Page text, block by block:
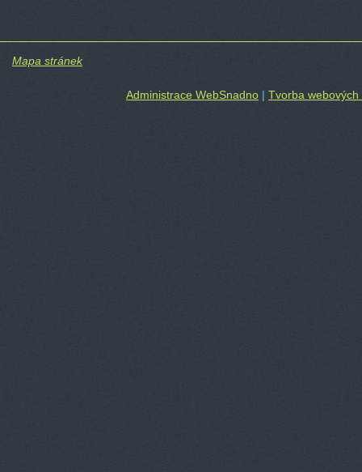
Mapa stránek
Administrace WebSnadno | Tvorba